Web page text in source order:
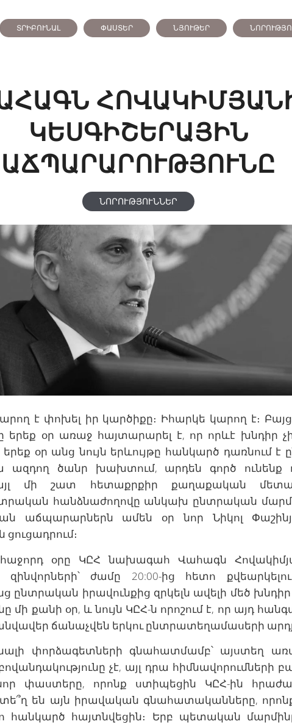
ՏՐԻԲՈՒՆԱԼ ՓԱՍՏԵՐ ՆՅՈՒԹԵՐ
ԿԵՍԳԻՇԵՐԱՅԻՆ
ԱՃՊԱՐԱՐՈՒԹՅՈՒՆԸ
ՆՈՐՈՒԹՅՈՒՆՆԵՐ
է փոխել իր կարծիքը։ Իհարկե կարող է։
երեք օր առաջ հայտարարել է, որ որևէ խնդիր
օր անց նույն երևույթը հանկարծ դառնում է
ազդող ծանր խախտում, արդեն գործ ունենք
մի շատ հետաքրքիր քաղաքական
հանձնաժողովը անկախ ընտրական
աճպարարներն ամեն օր նոր Նիկոլ
ցուցադրում։
հաջորդ օրը ԿԸՀ նախագահ Վահագն
ժամը 20:00-ից հետո
ընտրական իրավունքից զրկելն ավելի մեծ խնդիր
մի քանի օր, և նույն ԿԸՀ-ն որոշում է, որ այդ
ճանաչվեն երկու ընտրատեղամասերի
փորձագետների գնահատմամբ՝ այստեղ
չէ, այլ դրա հիմնավորումների
փաստերը, որոնք ստիպեցին ԿԸՀ-ին
են այն իրավական գնահատականները,
հանկարծ հայտնվեցին։ Երբ պետական